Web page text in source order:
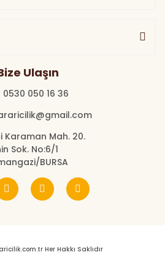
Ulaşın
0530 050 16 36
Karaman Mah. 20.
Sok. No:6/1
BURSA
Her Hakkı Saklıdır